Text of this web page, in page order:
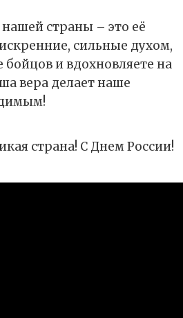
нашей страны – это её
сильные духом,
и вдохновляете на
вера делает наше
страна! С Днем России!